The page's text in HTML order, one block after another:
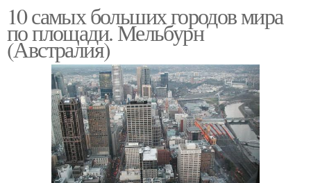
10 самых больших городов мира
по площади. Мельбурн
(Австралия)